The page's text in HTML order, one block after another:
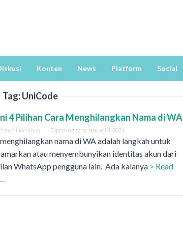
Konten News Platform Social
Tag:UniCode
4 Pilihan Cara Menghilangkan Nama di WA
Norrahim Diposting pada Januari 9, 2024
nama di WA adalah langkah untuk
atau menyembunyikan identitas akun dari
WhatsApp pengguna lain. Ada kalanya > Read